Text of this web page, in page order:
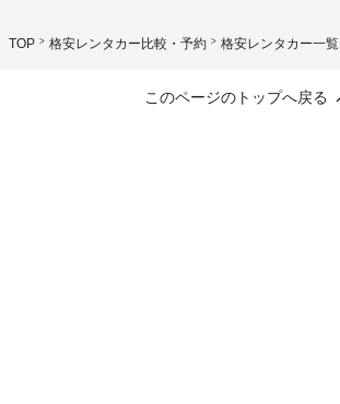
TOP 格安レンタカー比較・予約 格安レンタカー一覧
このページのトップへ戻る